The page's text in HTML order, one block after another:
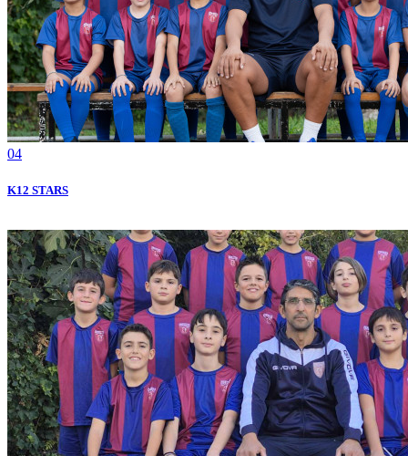
04
Κ12 STARS